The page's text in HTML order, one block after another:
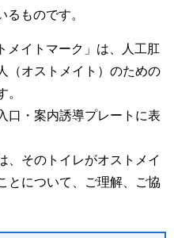
るものです。
メイトマーク」は、人工肛
（オストメイト）のための
。
口・案内誘導プレートに表
、そのトイレがオストメイ
とについて、ご理解、ご協